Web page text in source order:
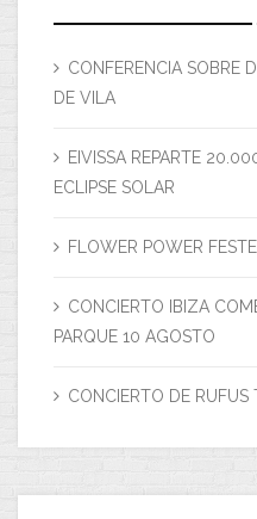
CONFERENCIA SOBRE
DE VILA
EIVISSA REPARTE
ECLIPSE SOLAR
FLOWER POWER
CONCIERTO IBIZA
PARQUE 10 AGOSTO
CONCIERTO DE RUFUS